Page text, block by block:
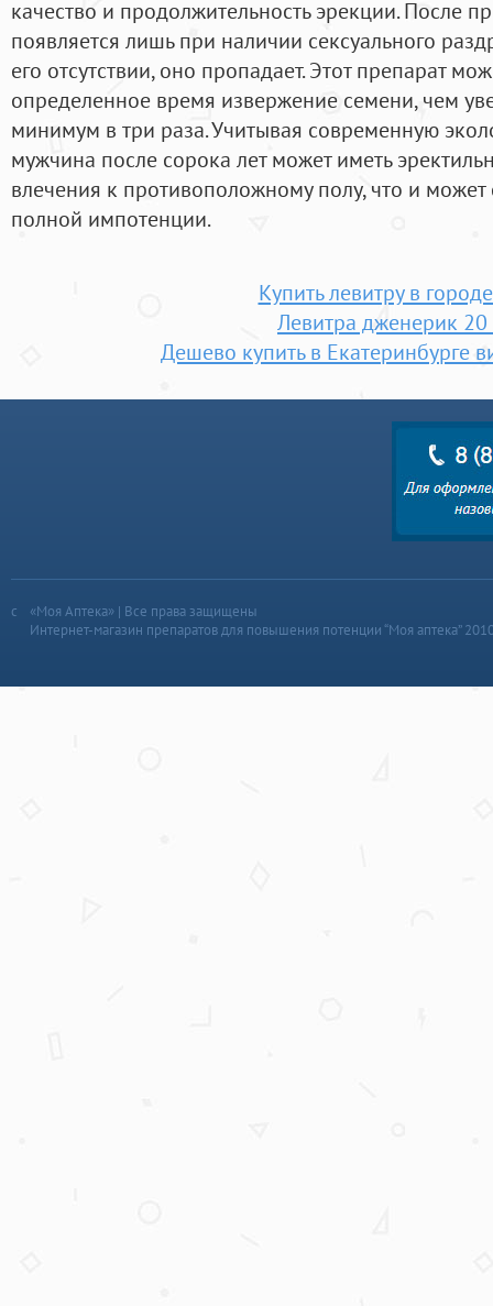
качество и продолжительность эрекции. После
появляется лишь при наличии сексуального
его отсутствии, оно пропадает. Этот препарат
определенное время извержение семени, чем
минимум в три раза. Учитывая современную
мужчина после сорока лет может иметь
влечения к противоположному полу, что и
полной импотенции.
Купить левитру в
Левитра дженерик 20
Дешево купить в Екатеринбурге
«Моя Аптека» | Все права защищены
Интернет-магазин препаратов для повышения потенции “Моя аптека”